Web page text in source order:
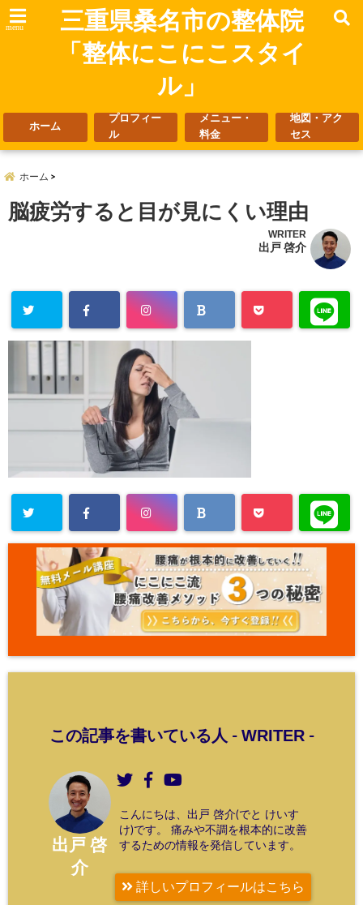
menu
三重県桑名市の整体院
「整体にこにこスタイ
ル」
ホーム
プロフィー
ル
メニュー・
料金
地図・アク
セス
ホーム
脳疲労すると目が見にくい理由
WRITER
出戸 啓介
この記事を書いている人 - WRITER-
出戸 啓
介
こんにちは、出戸 啓介(でと けいす
け)です。 痛みや不調を根本的に改善
するための情報を発信しています。
詳しいプロフィールはこちら